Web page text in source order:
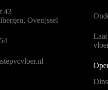
43
Overijssel